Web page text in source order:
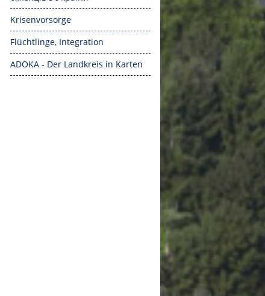
Krisenvorsorge
Flüchtlinge, Integration
ADOKA - Der Landkreis in Karten